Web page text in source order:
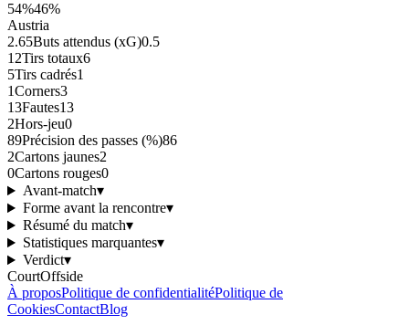
54%46%
Austria
2.65Buts attendus (xG)0.5
12Tirs totaux6
5Tirs cadrés1
1Corners3
13Fautes13
2Hors-jeu0
89Précision des passes (%)86
2Cartons jaunes2
0Cartons rouges0
Avant-match▾
Forme avant la rencontre▾
Résumé du match▾
Statistiques marquantes▾
Verdict▾
CourtOffside
À proposPolitique de confidentialitéPolitique de
CookiesContactBlog